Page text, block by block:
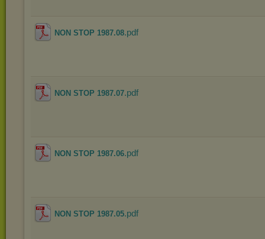
NON STOP 1987.08.pdf
NON STOP 1987.07.pdf
NON STOP 1987.06.pdf
NON STOP 1987.05.pdf